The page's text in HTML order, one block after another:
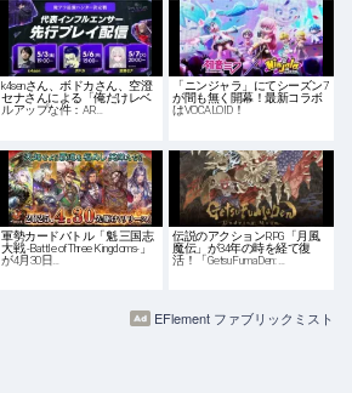
k4senさん、ボドカさん、空澄
セナさんによる「俺だけレベ
ルアップな件：AR…
「ニンジャラ」にてシーズン7
が間も無く開幕！最新コラボ
はVOCALOID！
軍勢カードバトル「魁 三国志
大戦 -Battle of Three Kingdoms-」
が4月30日…
伝説のアクションRPG「月風
魔伝」が34年の時を経て復
活！「GetsuFumaDen: …
EFlement ファブリックミスト